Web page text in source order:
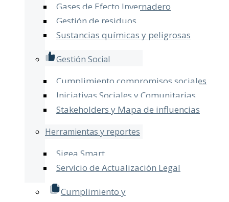
Gases de Efecto Invernadero
Gestión de residuos
Sustancias químicas y peligrosas
Gestión Social
Cumplimiento compromisos sociales
Iniciativas Sociales y Comunitarias
Stakeholders y Mapa de influencias
Herramientas y reportes
Sigea Smart
Servicio de Actualización Legal​
Cumplimiento y